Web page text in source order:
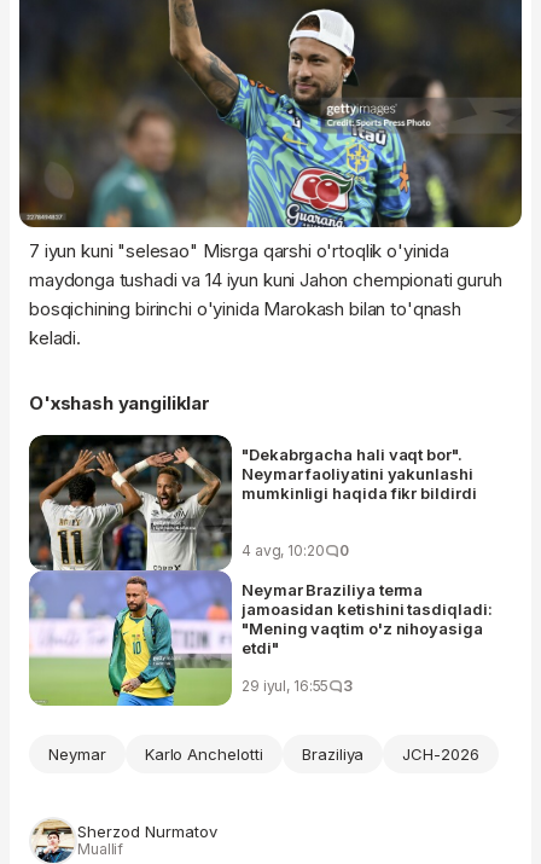
7 iyun kuni "selesao" Misrga qarshi o'rtoqlik o'yinida
maydonga tushadi va 14 iyun kuni Jahon chempionati guruh
bosqichining birinchi o'yinida Marokash bilan to'qnash
keladi.
O'xshash yangiliklar
"Dekabrgacha hali vaqt bor".
Neymar faoliyatini yakunlashi
mumkinligi haqida fikr bildirdi
4 avg, 10:20 0
Neymar Braziliya terma
jamoasidan ketishini tasdiqladi:
"Mening vaqtim o'z nihoyasiga
etdi"
29 iyul, 16:55 3
Neymar Karlo Anchelotti Braziliya JCH-2026
Sherzod Nurmatov
Muallif